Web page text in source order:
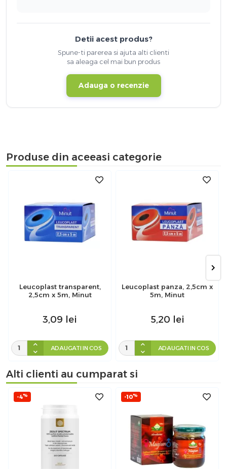
Detii acest produs?
Spune-ti parerea si ajuta alti clienti
sa aleaga cel mai bun produs
Adauga o recenzie
Produse din aceeasi categorie
Leucoplast transparent,
2,5cm x 5m, Minut
3,09 lei
ADAUGATI IN COS
Leucoplast panza, 2,5cm x
5m, Minut
5,20 lei
ADAUGATI IN COS
Alti clienti au cumparat si
-4% -10%